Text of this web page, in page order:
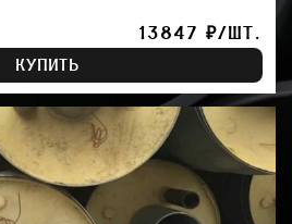
13847 ₽/ШТ.
КУПИТЬ